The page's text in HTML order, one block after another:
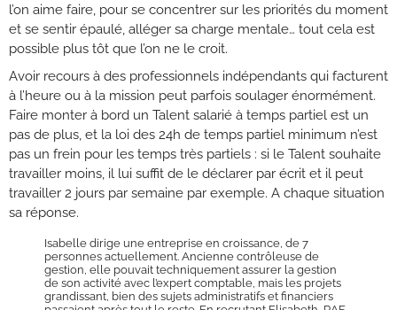
l’on aime faire, pour se concentrer sur les priorités du moment
et se sentir épaulé, alléger sa charge mentale… tout cela est
possible plus tôt que l’on ne le croit.
Avoir recours à des professionnels indépendants qui facturent
à l’heure ou à la mission peut parfois soulager énormément.
Faire monter à bord un Talent salarié à temps partiel est un
pas de plus, et la loi des 24h de temps partiel minimum n’est
pas un frein pour les temps très partiels : si le Talent souhaite
travailler moins, il lui suffit de le déclarer par écrit et il peut
travailler 2 jours par semaine par exemple. A chaque situation
sa réponse.
Isabelle dirige une entreprise en croissance, de 7
personnes actuellement. Ancienne contrôleuse de
gestion, elle pouvait techniquement assurer la gestion
de son activité avec l’expert comptable, mais les projets
grandissant, bien des sujets administratifs et financiers